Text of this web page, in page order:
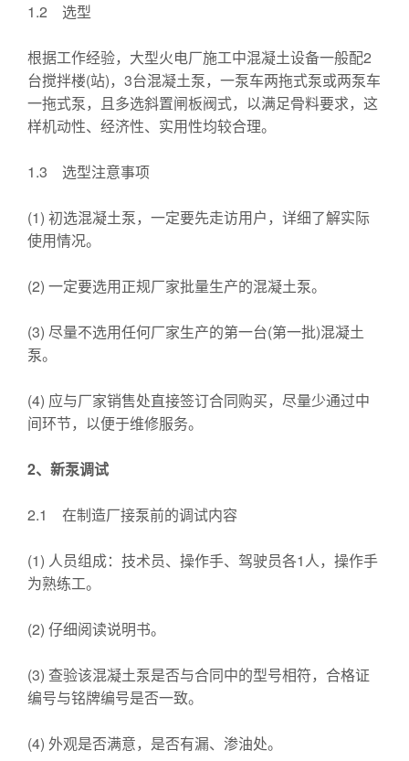
1.2 选型
根据工作经验，大型火电厂施工中混凝土设备一般配2
台搅拌楼(站)，3台混凝土泵，一泵车两拖式泵或两泵车
一拖式泵，且多选斜置闸板阀式，以满足骨料要求，这
样机动性、经济性、实用性均较合理。
1.3 选型注意事项
(1) 初选混凝土泵，一定要先走访用户，详细了解实际
使用情况。
(2) 一定要选用正规厂家批量生产的混凝土泵。
(3) 尽量不选用任何厂家生产的第一台(第一批)混凝土
泵。
(4) 应与厂家销售处直接签订合同购买，尽量少通过中
间环节，以便于维修服务。
2、新泵调试
2.1 在制造厂接泵前的调试内容
(1) 人员组成：技术员、操作手、驾驶员各1人，操作手
为熟练工。
(2) 仔细阅读说明书。
(3) 查验该混凝土泵是否与合同中的型号相符，合格证
编号与铭牌编号是否一致。
(4) 外观是否满意，是否有漏、渗油处。